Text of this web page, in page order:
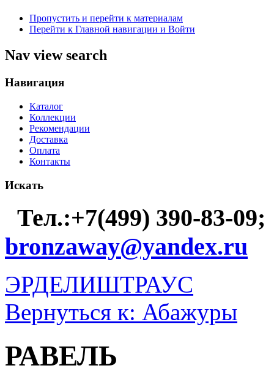
Пропустить и перейти к материалам
Перейти к Главной навигации и Войти
Nav view search
Навигация
Каталог
Коллекции
Рекомендации
Доставка
Оплата
Контакты
Искать
Тел.:+7(499) 390-83-09;
bronzaway@yandex.ru
ЭРДЕЛИШТРАУС
Вернуться к: Абажуры
РАВЕЛЬ